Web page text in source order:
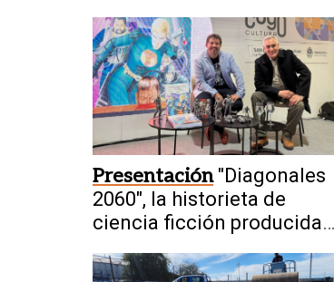
Presentación "Diagonales
2060", la historieta de
ciencia ficción producida
luz